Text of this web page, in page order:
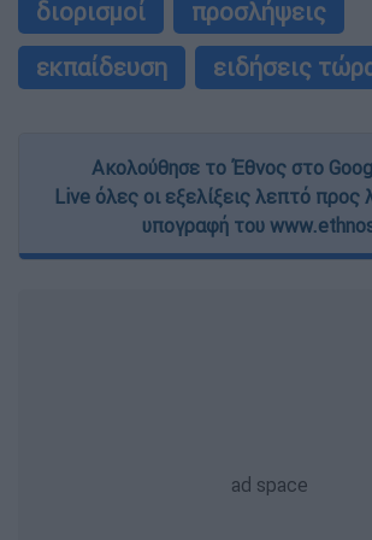
user protection.
διορισμοί
προσλήψεις
εκπαίδευση
ειδήσεις
Ακολούθησε το Έθνος στο
Live όλες οι εξελίξεις λεπτό προς
υπογραφή του